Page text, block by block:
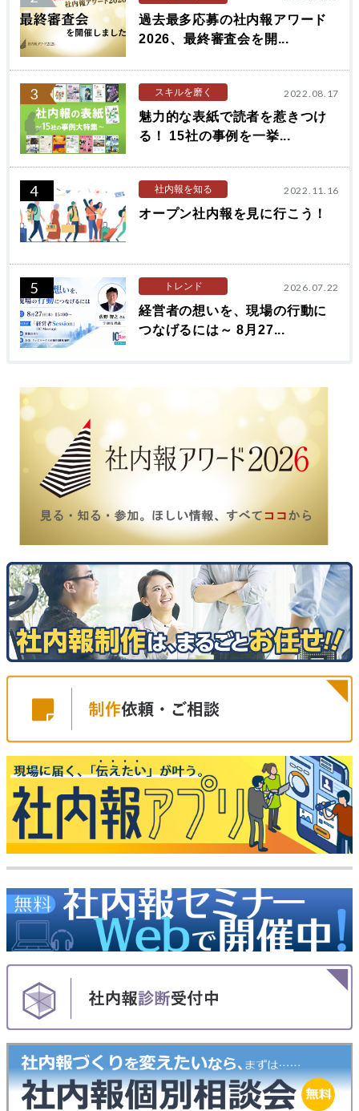
過去最多応募の社内報アワード
2026、最終審査会を開...
3 スキルを磨く 2022.08.17
魅力的な表紙で読者を惹きつけ
る！ 15社の事例を一挙...
4 社内報を知る 2022.11.16
オープン社内報を見に行こう！
5 トレンド 2026.07.22
経営者の想いを、現場の行動に
つなげるには～ 8月27...